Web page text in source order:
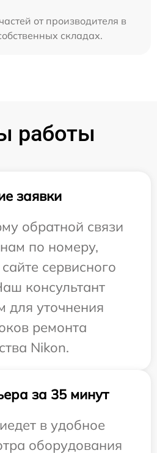
от производителя в
складах.
работы
заявки
обратной связи
по номеру,
сервисного
консультант
для уточнения
ремонта
Nikon.
за 35 минут
в удобное
оборудования